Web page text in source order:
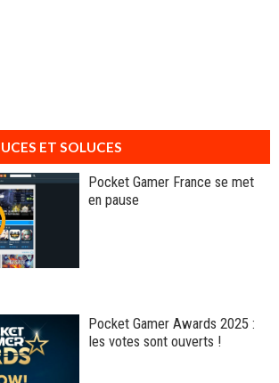
ET SOLUCES
Pocket Gamer France se met
en pause
Pocket Gamer Awards 2025 :
les votes sont ouverts !